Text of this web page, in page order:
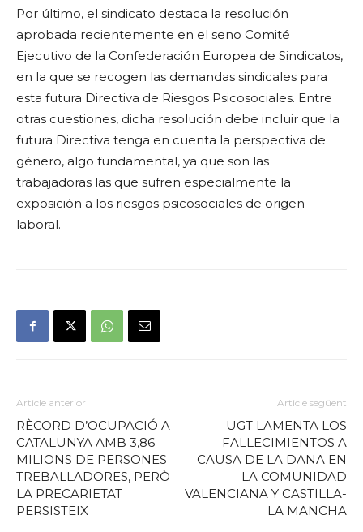
Por último, el sindicato destaca la resolución
aprobada recientemente en el seno Comité
Ejecutivo de la Confederación Europea de Sindicatos,
en la que se recogen las demandas sindicales para
esta futura Directiva de Riesgos Psicosociales. Entre
otras cuestiones, dicha resolución debe incluir que la
futura Directiva tenga en cuenta la perspectiva de
género, algo fundamental, ya que son las
trabajadoras las que sufren especialmente la
exposición a los riesgos psicosociales de origen
laboral.
Article anterior
RÈCORD D’OCUPACIÓ A
CATALUNYA AMB 3,86
MILIONS DE PERSONES
TREBALLADORES, PERÒ
LA PRECARIETAT
PERSISTEIX
Article següent
UGT LAMENTA LOS
FALLECIMIENTOS A
CAUSA DE LA DANA EN
LA COMUNIDAD
VALENCIANA Y CASTILLA-
LA MANCHA